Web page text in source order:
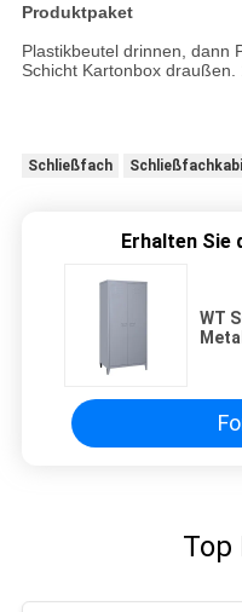
Produktpaket
Plastikbeutel drinnen, dann
Schicht Kartonbox draußen.
Schließfach
Erhalten Sie
WT
Top